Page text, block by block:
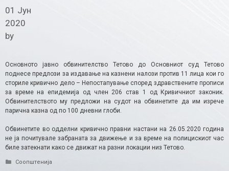
01 Јун
2020
by
Основното јавно обвинителство Тетово до Основниот суд Тетово
поднесе предлози за издавање на казнени налози против 11 лица кои го
сториле кривично дело – Непостапување според здравствените прописи
за време на епидемија од член 206 став 1 од Кривичниот законик.
Обвинителството му предложи на судот на обвинетите да им изрече
парична казна од по 100 дневни глоби.
Обвинетите во одделни кривично правни настани на 26.05.2020 година
не ја почитувале забраната за движење и за време на полицискиот час
биле затекнати како се движат на разни локации низ Тетово.
Categories
Соопштенија